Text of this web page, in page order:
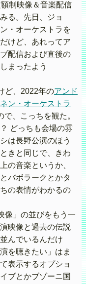
制映像＆音楽配信
る。先日、ジョ
・オーケストラを
けど、あれってア
配信および直後の
まったよう
ど、2022年のアンド
ン・オーケストラ
で、こっちを観た。
どっちも会場の雰
は長野公演のほう
きと同じで、きわ
の音楽というか、
バボラークとかタ
の表情がわかるの
像」の並びをもう一
映像と過去の伝説
んでいるんだけ
を聴きたい」はま
表示するオプショ
ブとかブゾーニ国